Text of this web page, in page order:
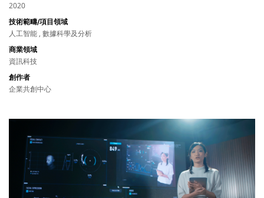
2020
技術範疇/項目領域
人工智能 , 數據科學及分析
商業領域
資訊科技
創作者
企業共創中心